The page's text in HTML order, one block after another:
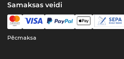
Samaksas veidi
Pēcmaksa